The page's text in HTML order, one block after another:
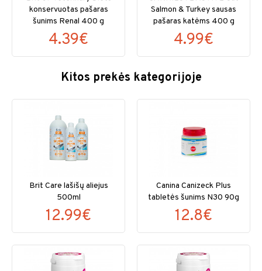
konservuotas pašaras
šunims Renal 400 g
4.39€
Salmon & Turkey sausas
pašaras katėms 400 g
4.99€
Kitos prekės kategorijoje
Brit Care lašišų aliejus
500ml
12.99€
Canina Canizeck Plus
tabletės šunims N30 90g
12.8€